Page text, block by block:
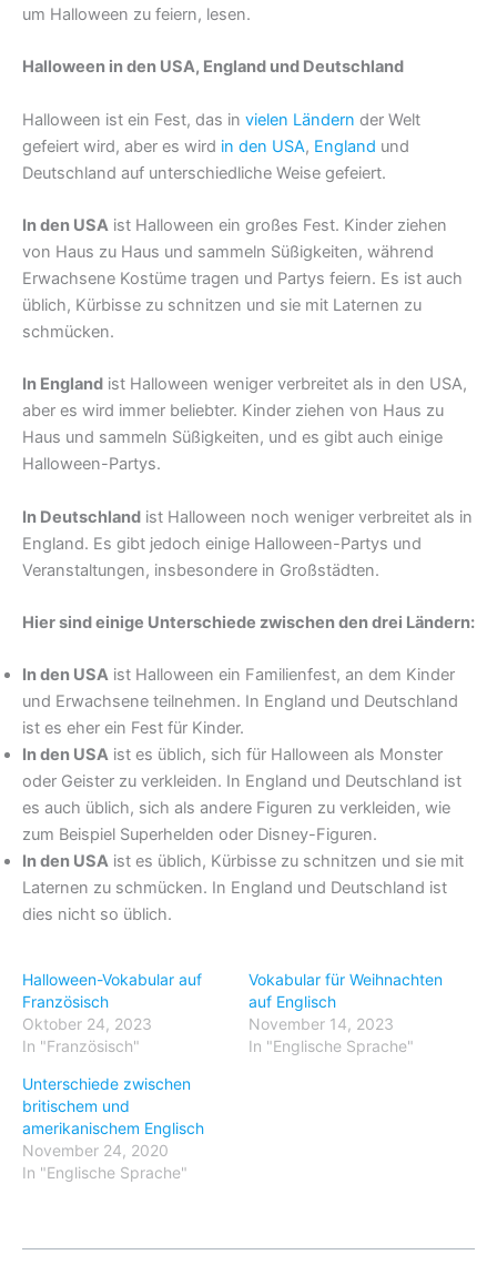
um Halloween zu feiern, lesen.
Halloween in den USA, England und Deutschland
Halloween ist ein Fest, das in vielen Ländern der Welt
gefeiert wird, aber es wird in den USA, England und
Deutschland auf unterschiedliche Weise gefeiert.
In den USA ist Halloween ein großes Fest. Kinder ziehen
von Haus zu Haus und sammeln Süßigkeiten, während
Erwachsene Kostüme tragen und Partys feiern. Es ist auch
üblich, Kürbisse zu schnitzen und sie mit Laternen zu
schmücken.
In England ist Halloween weniger verbreitet als in den USA,
aber es wird immer beliebter. Kinder ziehen von Haus zu
Haus und sammeln Süßigkeiten, und es gibt auch einige
Halloween-Partys.
In Deutschland ist Halloween noch weniger verbreitet als in
England. Es gibt jedoch einige Halloween-Partys und
Veranstaltungen, insbesondere in Großstädten.
Hier sind einige Unterschiede zwischen den drei Ländern:
In den USA ist Halloween ein Familienfest, an dem Kinder
und Erwachsene teilnehmen. In England und Deutschland
ist es eher ein Fest für Kinder.
In den USA ist es üblich, sich für Halloween als Monster
oder Geister zu verkleiden. In England und Deutschland ist
es auch üblich, sich als andere Figuren zu verkleiden, wie
zum Beispiel Superhelden oder Disney-Figuren.
In den USA ist es üblich, Kürbisse zu schnitzen und sie mit
Laternen zu schmücken. In England und Deutschland ist
dies nicht so üblich.
Halloween-Vokabular auf
Französisch
Oktober 24, 2023
In "Französisch"
Vokabular für Weihnachten
auf Englisch
November 14, 2023
In "Englische Sprache"
Unterschiede zwischen
britischem und
amerikanischem Englisch
November 24, 2020
In "Englische Sprache"